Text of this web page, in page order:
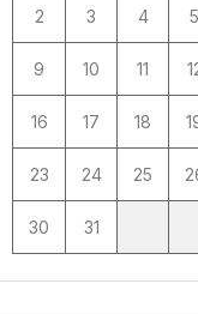
2 3 4 5
9 10 11
16 17 18
23 24 25
30 31